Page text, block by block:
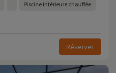
Piscine intérieure chauffée
Réserver